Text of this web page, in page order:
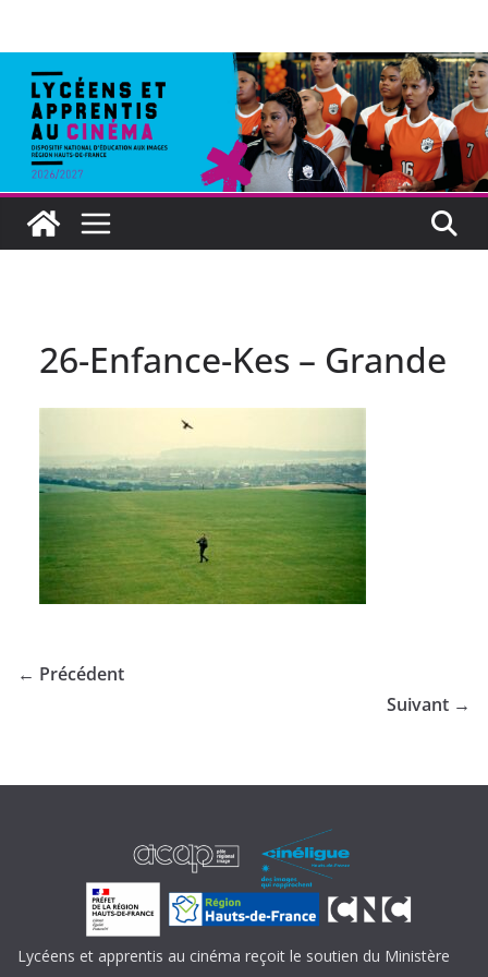
26-Enfance-Kes – Grande
← Précédent
Suivant →
Lycéens et apprentis au cinéma reçoit le soutien du Ministère